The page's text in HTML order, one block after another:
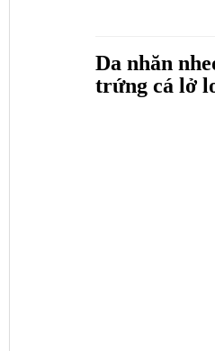
Da nhăn
trứng cá lở